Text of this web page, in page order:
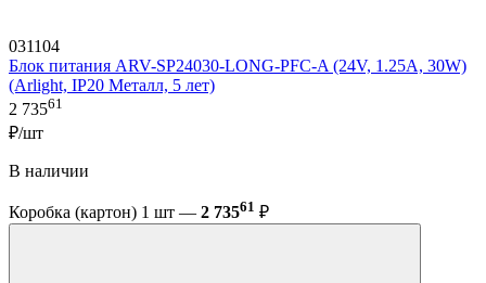
031104
Блок питания ARV-SP24030-LONG-PFC-A (24V, 1.25A, 30W)
(Arlight, IP20 Металл, 5 лет)
2 73561
₽/шт
В наличии
Коробка (картон) 1 шт — 2 73561 ₽